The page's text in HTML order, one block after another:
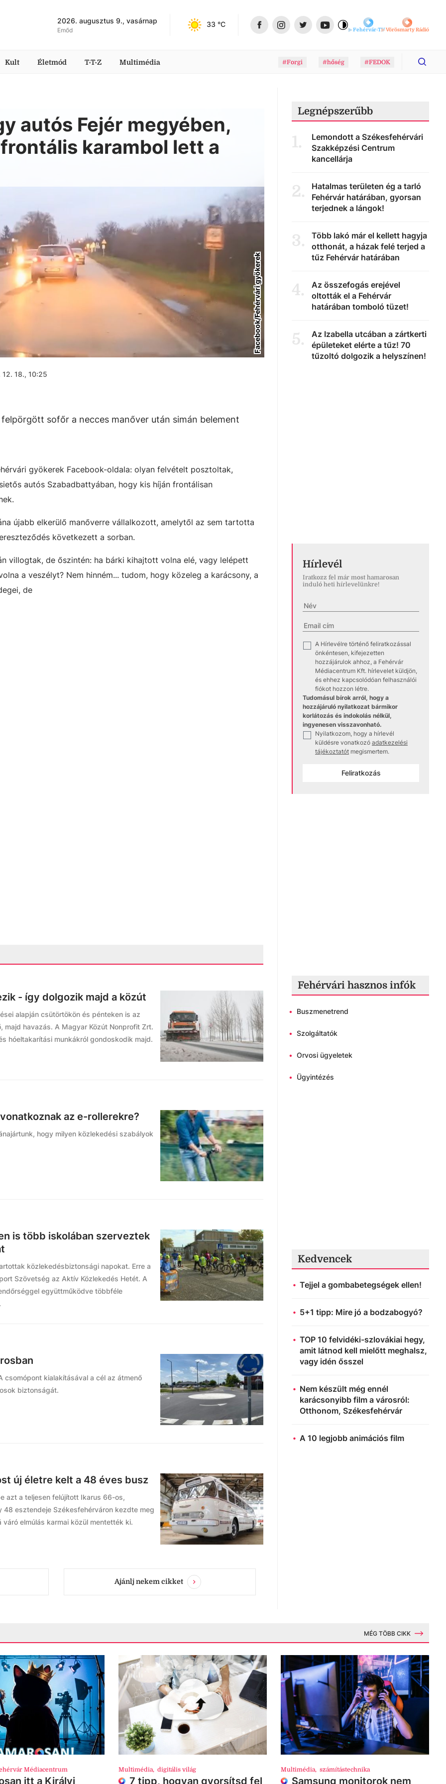
2026. augusztus 9., vasárnap
Emőd
33 °C
Fehérvár-TVVörösmarty Rádió
Kult Életmód T-T-Z Multimédia #Forgi #hőség #FEDOK
Facebook/Fehérvári gyökerek
autós Fejér megyében,
karambol lett a
18., 10:25
sofőr a necces manőver után simán belement
gyökerek Facebook-oldala: olyan felvételt posztoltak,
autós Szabadbattyában, hogy kis híján frontálisan
újabb elkerülő manőverre vállalkozott, amelytől az sem tartotta
következett a sorban.
villogtak, de őszintén: ha bárki kihajtott volna elé, vagy lelépett
a veszélyt? Nem hinném... tudom, hogy közeleg a karácsony, a
de
- így dolgozik majd a közút
alapján csütörtökön és pénteken is az
havazás. A Magyar Közút Nonprofit Zrt.
hóeltakarítási munkákról gondoskodik majd.
az e-rollerekre?
hogy milyen közlekedési szabályok
is több iskolában szerveztek
közlekedésbiztonsági napokat. Erre a
Szövetség az Aktív Közlekedés Hetét. A
együttműködve többféle
csomópont kialakításával a cél az átmenő
biztonságát.
új életre kelt a 48 éves busz
azt a teljesen felújított Ikarus 66-os,
esztendeje Székesfehérváron kezdte meg
elmúlás karmai közül mentették ki.
Ajánlj nekem cikket
Legnépszerűbb
1.
Lemondott a Székesfehérvári
Szakképzési Centrum
kancellárja
2.
Hatalmas területen ég a tarló
Fehérvár határában, gyorsan
terjednek a lángok!
3.
Több lakó már el kellett hagyja
otthonát, a házak felé terjed a
tűz Fehérvár határában
4.
Az összefogás erejével
oltották el a Fehérvár
határában tomboló tüzet!
5.
Az Izabella utcában a zártkerti
épületeket elérte a tűz! 70
tűzoltó dolgozik a helyszínen!
Hírlevél
Iratkozz fel már most hamarosan
induló heti hírlevelünkre!
✓
A Hírlevélre történő feliratkozással
önkéntesen, kifejezetten
hozzájárulok ahhoz, a Fehérvár
Médiacentrum Kft. hírlevelet küldjön,
és ehhez kapcsolódóan felhasználói
fiókot hozzon létre.
Tudomásul bírok arról, hogy a
hozzájáruló nyilatkozat bármikor
korlátozás és indokolás nélkül,
ingyenesen visszavonható.
✓
Nyilatkozom, hogy a hírlevél
küldésre vonatkozó adatkezelési
tájékoztatót megismertem.
Feliratkozás
Fehérvári hasznos infók
• Buszmenetrend
• Szolgáltatók
• Orvosi ügyeletek
• Ügyintézés
Kedvencek
Tejjel a gombabetegségek ellen!
5+1 tipp: Mire jó a bodzabogyó?
TOP 10 felvidéki-szlovákiai hegy,
amit látnod kell mielőtt meghalsz,
vagy idén ősszel
Nem készült még ennél
karácsonyibb film a városról:
Otthonom, Székesfehérvár
A 10 legjobb animációs film
MÉG TÖBB CIKK
Médiacentrum
itt a Királyi
Multimédia, digitális világ
7 tipp, hogyan gyorsítsd fel
Multimédia, számítástechnika
Samsung monitorok nem